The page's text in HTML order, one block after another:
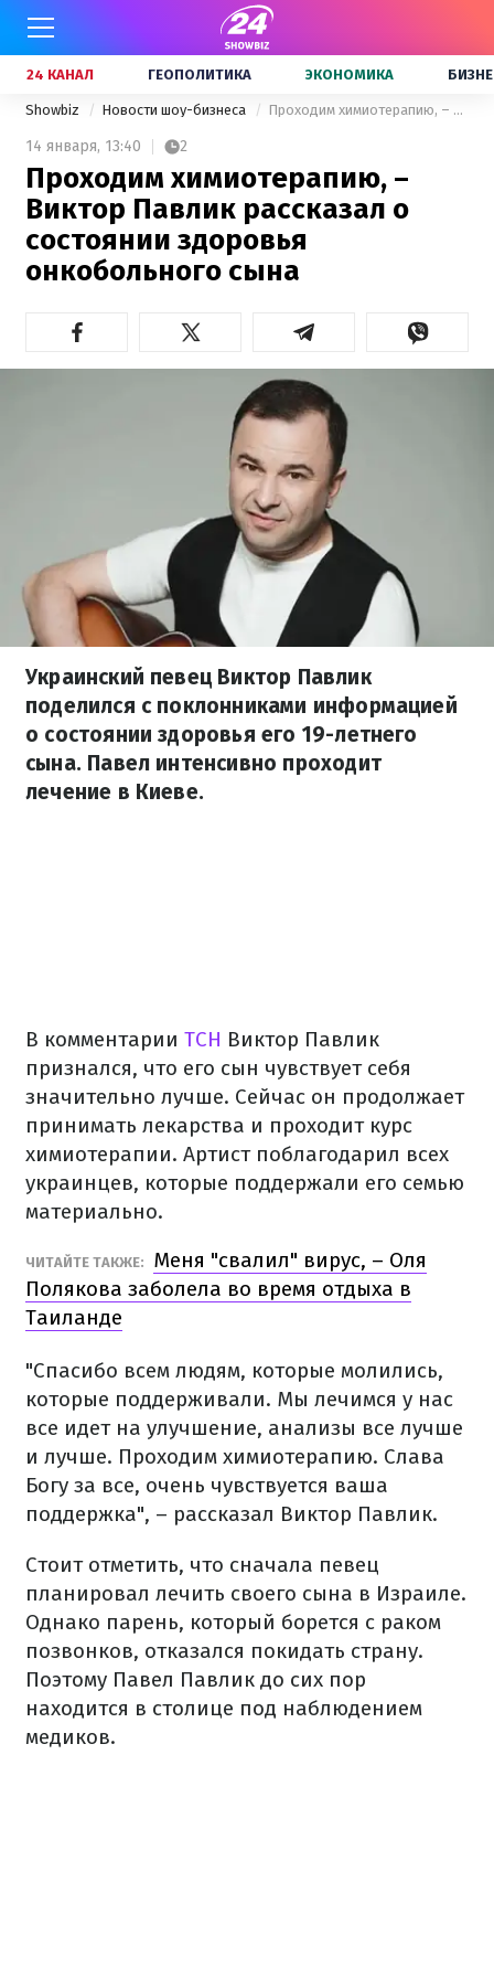
24 КАНАЛ ГЕОПОЛИТИКА ЭКОНОМИКА
Showbiz Новости шоу-бизнеса Проходим химиотерапию, – Виктор Павлик рассказал о состоянии здоровья онкобольного сына
14 января, 13:40 2
Проходим химиотерапию, –
Виктор Павлик рассказал о
состоянии здоровья
онкобольного сына
Украинский певец Виктор Павлик
поделился с поклонниками информацией
о состоянии здоровья его 19-летнего
сына. Павел интенсивно проходит
лечение в Киеве.
В комментарии ТСН Виктор Павлик
признался, что его сын чувствует себя
значительно лучше. Сейчас он продолжает
принимать лекарства и проходит курс
химиотерапии. Артист поблагодарил всех
украинцев, которые поддержали его семью
материально.
ЧИТАЙТЕ ТАКЖЕ:
Меня "свалил" вирус, – Оля
Полякова заболела во время отдыха в
Таиланде
"Спасибо всем людям, которые молились,
которые поддерживали. Мы лечимся у нас
все идет на улучшение, анализы все лучше
и лучше. Проходим химиотерапию. Слава
Богу за все, очень чувствуется ваша
поддержка", – рассказал Виктор Павлик.
Стоит отметить, что сначала певец
планировал лечить своего сына в Израиле.
Однако парень, который борется с раком
позвонков, отказался покидать страну.
Поэтому Павел Павлик до сих пор
находится в столице под наблюдением
медиков.